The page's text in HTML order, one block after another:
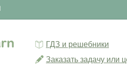
ГДЗ и решебники
Заказать задачу или